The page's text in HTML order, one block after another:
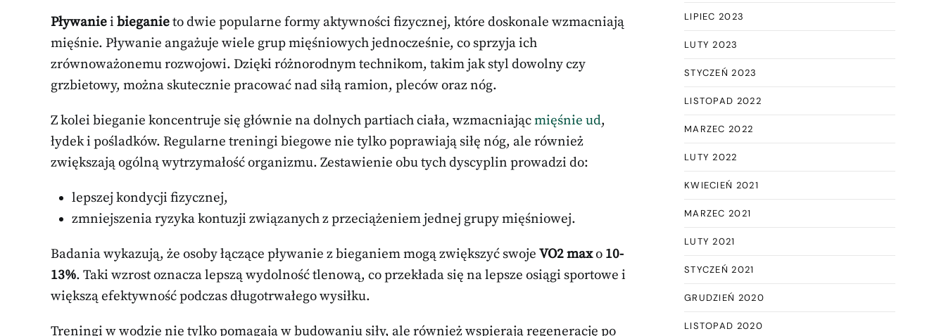
Pływaniei bieganieto dwie popularne formy aktywności fizycznej, które doskonale wzmacniają
mięśnie. Pływanie angażuje wiele grup mięśniowych jednocześnie, co sprzyja ich
zrównoważonemu rozwojowi. Dzięki różnorodnym technikom, takim jak styl dowolny czy
grzbietowy, można skutecznie pracować nad siłą ramion, pleców oraz nóg.
Z kolei bieganie koncentruje się głównie na dolnych partiach ciała, wzmacniającmięśnie ud,
łydek i pośladków. Regularne treningi biegowe nie tylko poprawiają siłę nóg, ale również
zwiększają ogólną wytrzymałość organizmu. Zestawienie obu tych dyscyplin prowadzi do:
lepszej kondycji fizycznej,
zmniejszenia ryzyka kontuzji związanych z przeciążeniem jednej grupy mięśniowej.
Badania wykazują, że osoby łączące pływanie z bieganiem mogą zwiększyć swoje VO2 maxo 10-
13%. Taki wzrost oznacza lepszą wydolność tlenową, co przekłada się na lepsze osiągi sportowe i
większą efektywność podczas długotrwałego wysiłku.
Treningi w wodzie nie tylko pomagają w budowaniu siły, ale również wspierają regenerację po
LIPIEC 2023
LUTY 2023
STYCZEŃ 2023
LISTOPAD 2022
MARZEC 2022
LUTY 2022
KWIECIEŃ 2021
MARZEC 2021
LUTY 2021
STYCZEŃ 2021
GRUDZIEŃ 2020
LISTOPAD 2020